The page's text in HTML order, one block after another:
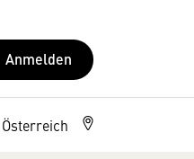
Anmelden
Österreich